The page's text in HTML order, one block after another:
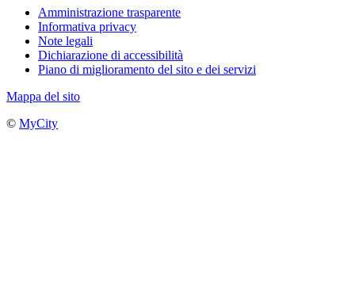
Amministrazione trasparente
Informativa privacy
Note legali
Dichiarazione di accessibilità
Piano di miglioramento del sito e dei servizi
Mappa del sito
© MyCity